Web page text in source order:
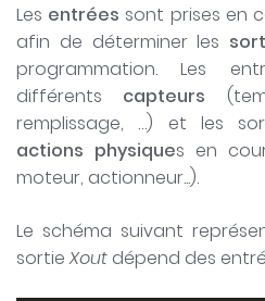
Les entrées sont prises en
afin de déterminer les
programmation. Les
différents capteurs
remplissage, …) et les
actions physiques en
moteur, actionneur...).
Le schéma suivant
sortieXout dépend des